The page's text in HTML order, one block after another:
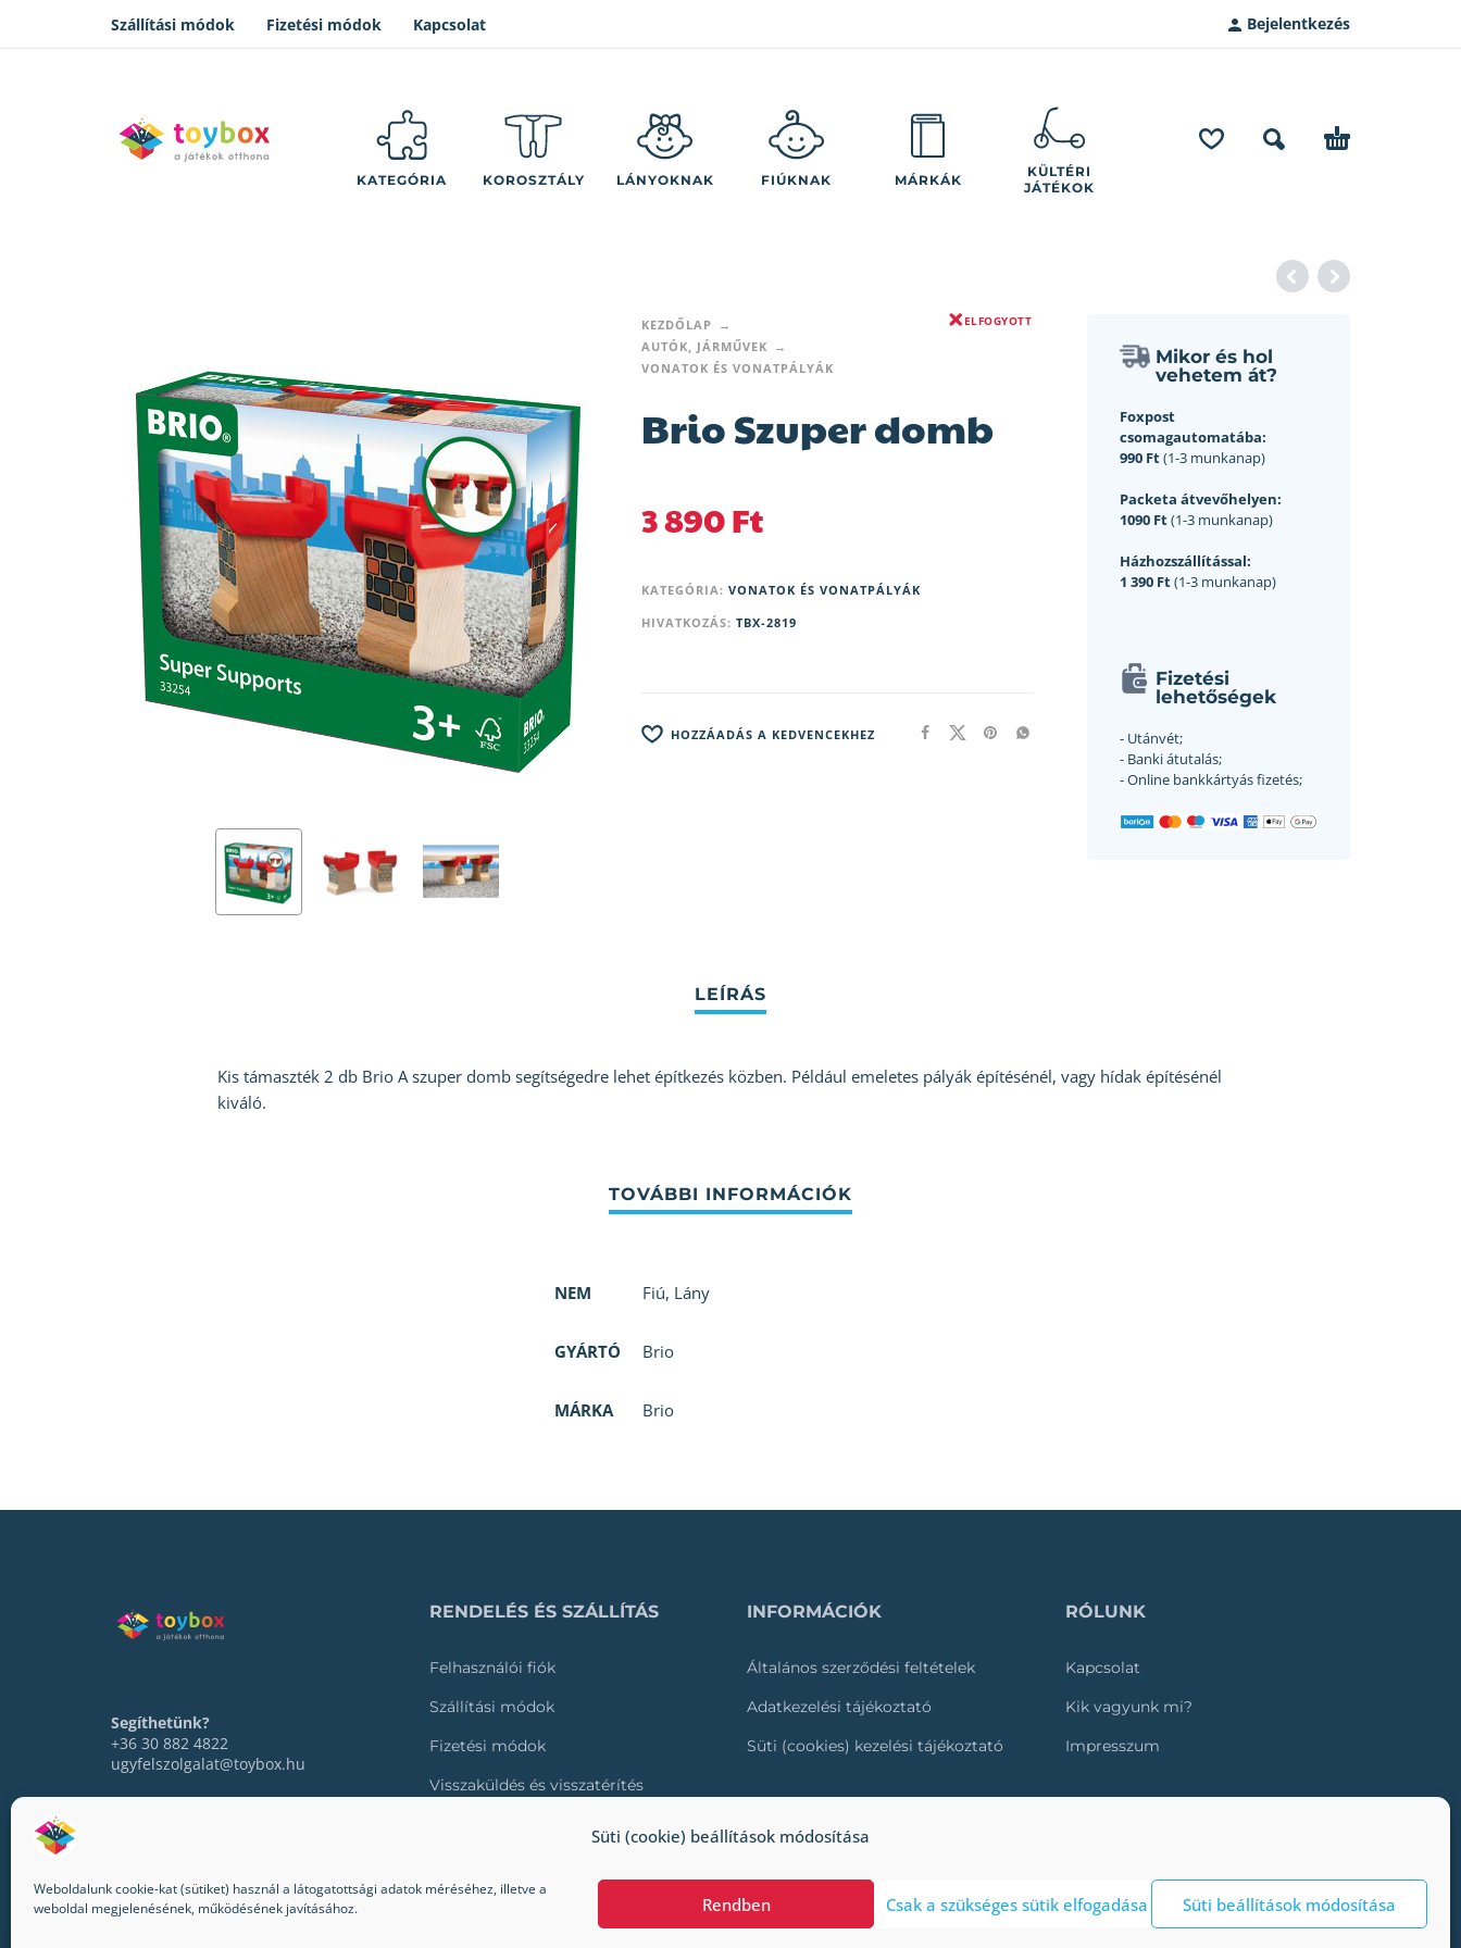
Süti (cookie) beállítások módosítása
Weboldalunk cookie-kat (sütiket) használ a látogatottsági adatok méréséhez, illetve a
weboldal megjelenésének, működésének javításához.
Rendben Csak a szükséges sütik elfogadása Süti beállítások módosítása
Szállítási módok Fizetési módok Kapcsolat Bejelentkezés
KATEGÓRIA KOROSZTÁLY LÁNYOKNAK FIÚKNAK MÁRKÁK
KÜLTÉRI
JÁTÉKOK
KEZDŐLAP
AUTÓK, JÁRMŰVEK
VONATOK ÉS VONATPÁLYÁK
ELFOGYOTT
Brio Szuper domb
3 890Ft
KATEGÓRIA: VONATOK ÉS VONATPÁLYÁK
HIVATKOZÁS: TBX-2819
HOZZÁADÁS A KEDVENCEKHEZ
Mikor és hol
vehetem át?
Foxpost
csomagautomatába:
990 Ft(1-3 munkanap)
Packeta átvevőhelyen:
1090 Ft(1-3 munkanap)
Házhozszállítással:
1 390 Ft(1-3 munkanap)
Fizetési
lehetőségek
- Utánvét;
- Banki átutalás;
- Online bankkártyás fizetés;
Kis támaszték 2 db Brio A szuper domb segítségedre lehet építkezés közben. Például emeletes pályák építésénél, vagy hídak építésénél
kiváló.
NEM Fiú, Lány
GYÁRTÓ Brio
MÁRKA Brio
Segíthetünk?
+36 30 882 4822
ugyfelszolgalat@toybox.hu
RENDELÉS ÉS SZÁLLÍTÁS
Felhasználói fiók
Szállítási módok
Fizetési módok
Visszaküldés és visszatérítés
INFORMÁCIÓK
Általános szerződési feltételek
Adatkezelési tájékoztató
Süti (cookies) kezelési tájékoztató
RÓLUNK
Kapcsolat
Kik vagyunk mi?
Impresszum